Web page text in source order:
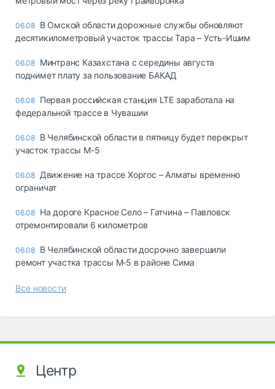
06.08 В Омской области дорожные службы обновляют
десятикилометровый участок трассы Тара – Усть-Ишим
06.08 Минтранс Казахстана с середины августа
поднимет плату за пользование БАКАД
06.08 Первая российская станция LTE заработала на
федеральной трассе в Чувашии
06.08 В Челябинской области в пятницу будет перекрыт
участок трассы М-5
06.08 Движение на трассе Хоргос – Алматы временно
ограничат
06.08 На дороге Красное Село – Гатчина – Павловск
отремонтировали 6 километров
06.08 В Челябинской области досрочно завершили
ремонт участка трассы М‑5 в районе Сима
Все новости
Центр